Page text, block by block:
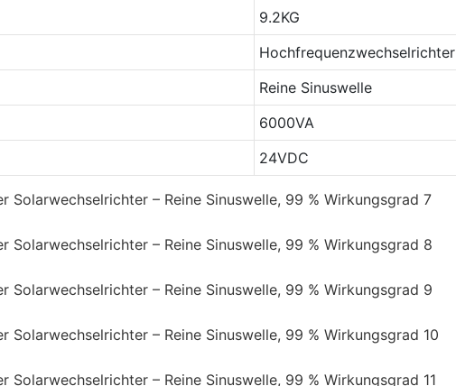
9.2KG
Hochfrequenzwechselrichter
Reine Sinuswelle
6000VA
24VDC